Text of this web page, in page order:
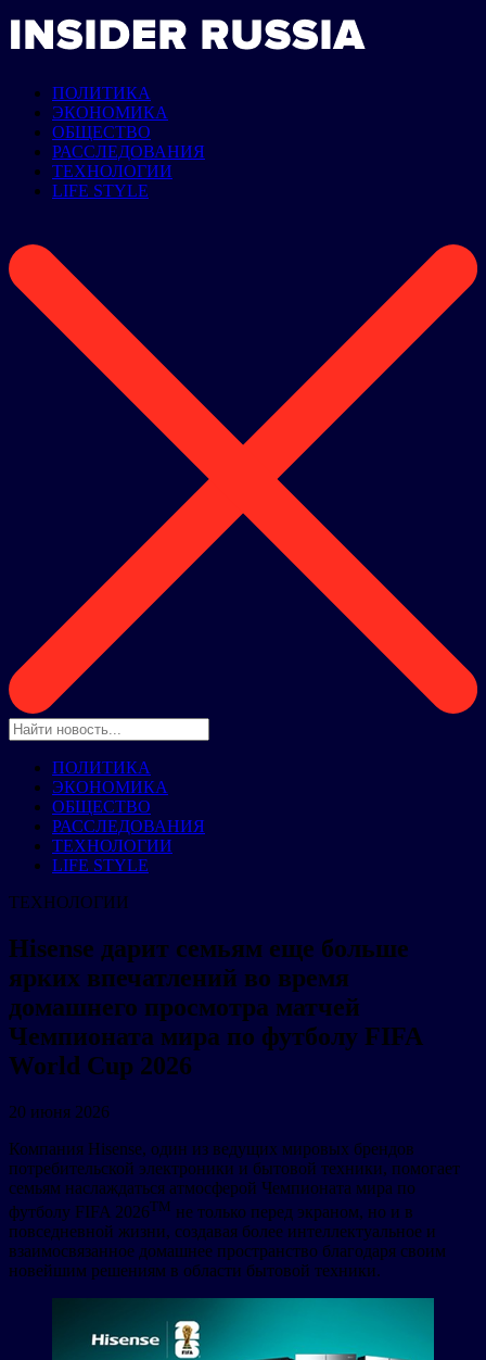
ПОЛИТИКА
ЭКОНОМИКА
ОБЩЕСТВО
РАССЛЕДОВАНИЯ
ТЕХНОЛОГИИ
LIFE STYLE
ПОЛИТИКА
ЭКОНОМИКА
ОБЩЕСТВО
РАССЛЕДОВАНИЯ
ТЕХНОЛОГИИ
LIFE STYLE
ТЕХНОЛОГИИ
Hisense дарит семьям еще больше
ярких впечатлений во время
домашнего просмотра матчей
Чемпионата мира по футболу FIFA
World Cup 2026
20 июня 2026
Компания Hisense, один из ведущих мировых брендов
потребительской электроники и бытовой техники, помогает
семьям наслаждаться атмосферой Чемпионата мира по
футболу FIFA 2026TM не только перед экраном, но и в
повседневной жизни, создавая более интеллектуальное и
взаимосвязанное домашнее пространство благодаря своим
новейшим решениям в области бытовой техники.